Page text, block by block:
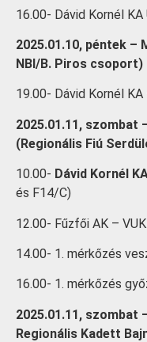
16.00- Dávid Kornél
2025.01.10, péntek –
NBI/B. Piros csoport)
19.00- Dávid Kornél
2025.01.11, szombat
(Regionális Fiú
10.00- Dávid Kornél
és F14/C)
12.00- Fűzfői AK –
14.00- 1. mérkőzés
16.00- 1. mérkőzés
2025.01.11, szombat
Regionális Kadett